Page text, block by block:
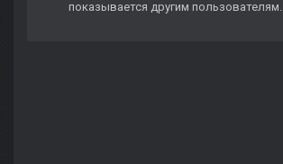
показывается другим пользователям.